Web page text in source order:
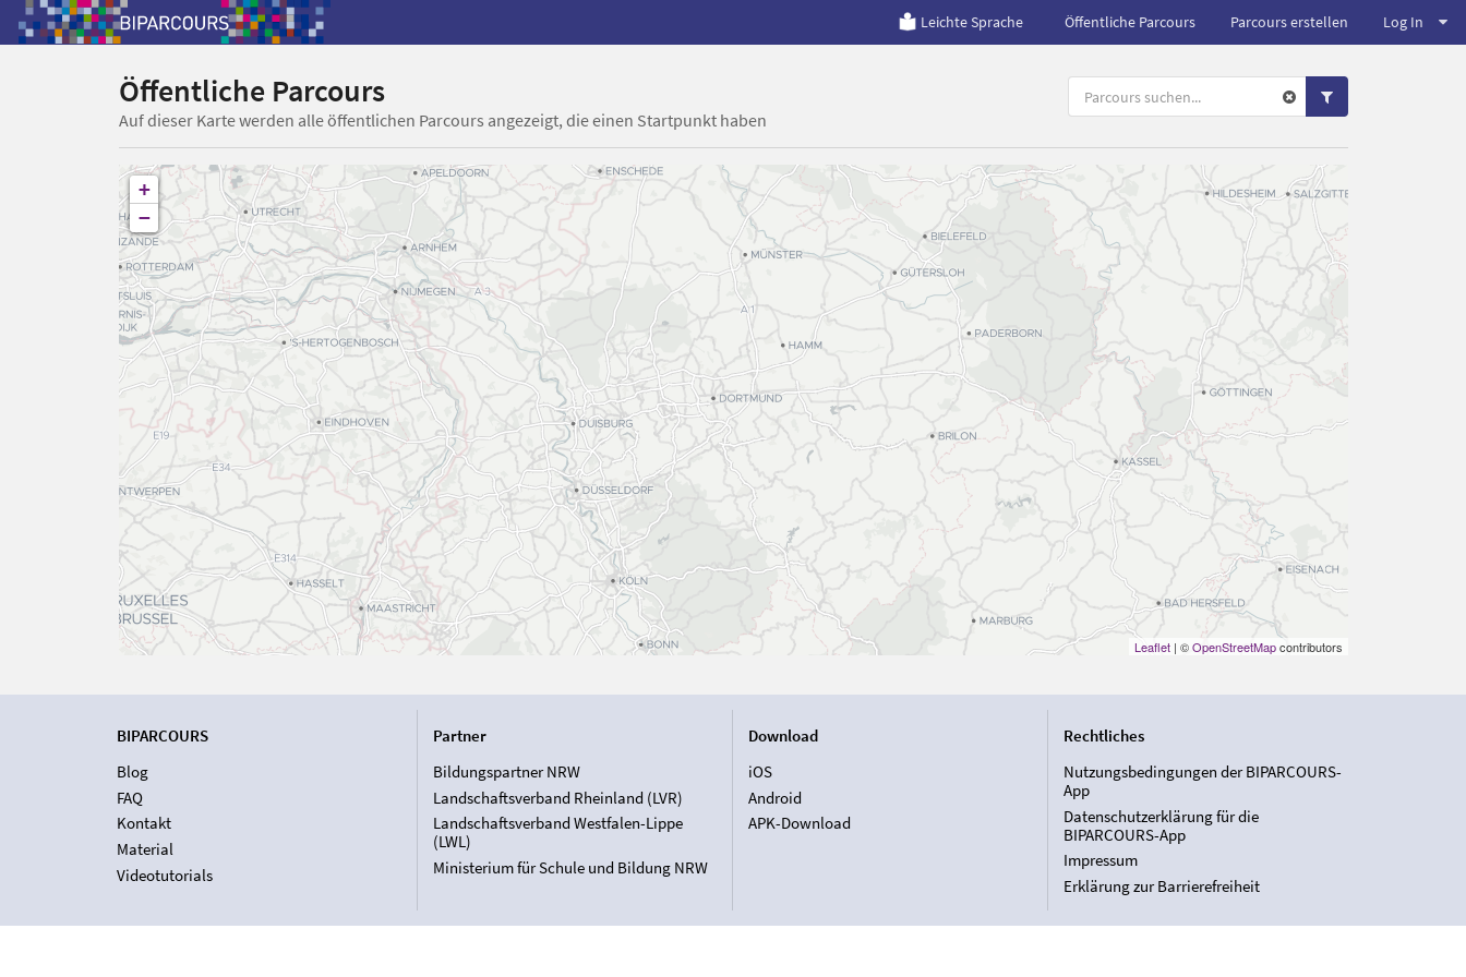
Leichte Sprache Öffentliche Parcours Parcours erstellen Log In
Öffentliche Parcours
Auf dieser Karte werden alle öffentlichen Parcours angezeigt, die einen Startpunkt haben
+
−
Leaflet| ©OpenStreetMapcontributors
BIPARCOURS
Blog
FAQ
Kontakt
Material
Videotutorials
Partner
Bildungspartner NRW
Landschaftsverband Rheinland (LVR)
Landschaftsverband Westfalen-Lippe
(LWL)
Ministerium für Schule und Bildung NRW
Download
iOS
Android
APK-Download
Rechtliches
Nutzungsbedingungen der BIPARCOURS-
App
Datenschutzerklärung für die
BIPARCOURS-App
Impressum
Erklärung zur Barrierefreiheit